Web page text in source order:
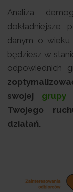
Analiza
dokładniejsze
danym o wieku,
będziesz w
odpowiednich
swojej grupy
Twojego
działań.